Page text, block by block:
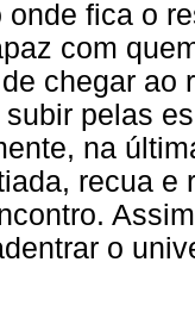
onde fica o
com
chegar ao
pelas
na
recua e
o